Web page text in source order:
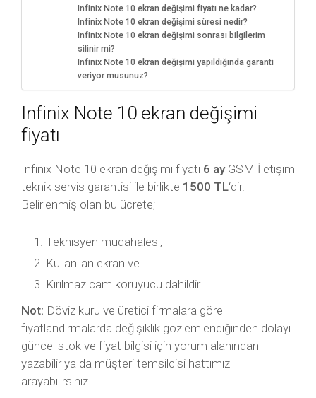
Infinix Note 10 ekran değişimi fiyatı ne kadar?
Infinix Note 10 ekran değişimi süresi nedir?
Infinix Note 10 ekran değişimi sonrası bilgilerim
silinir mi?
Infinix Note 10 ekran değişimi yapıldığında garanti
veriyor musunuz?
Infinix Note 10 ekran değişimi
fiyatı
Infinix Note 10 ekran değişimi fiyatı 6 ayGSM İletişim
teknik servis garantisi ile birlikte 1500 TL‘dir.
Belirlenmiş olan bu ücrete;
Teknisyen müdahalesi,
Kullanılan ekran ve
Kırılmaz cam koruyucu dahildir.
Not: Döviz kuru ve üretici firmalara göre
fiyatlandırmalarda değişiklik gözlemlendiğinden dolayı
güncel stok ve fiyat bilgisi için yorum alanından
yazabilir ya da müşteri temsilcisi hattımızı
arayabilirsiniz.